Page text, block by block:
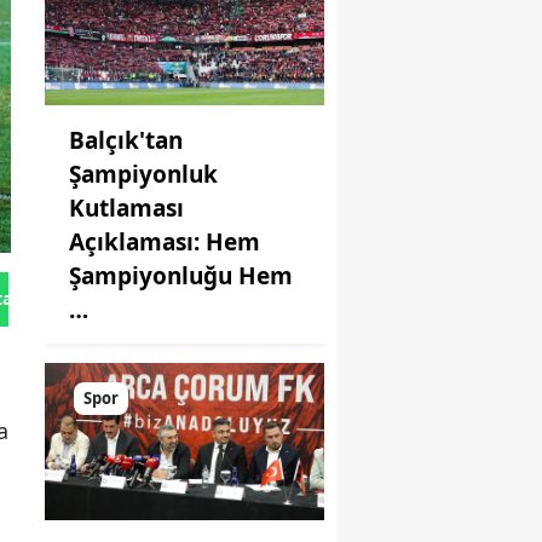
Gönder
Balçık'tan
Şampiyonluk
Kutlaması
Açıklaması: Hem
Şampiyonluğu Hem
…
Spor